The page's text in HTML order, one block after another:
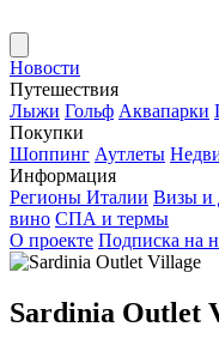
Новости
Путешествия
Лыжи Гольф Аквапарки
Покупки
Шоппинг Аутлеты
Информация
Регионы Италии Визы и
вино СПА и термы
О проекте Подписка на
Sardinia Outlet